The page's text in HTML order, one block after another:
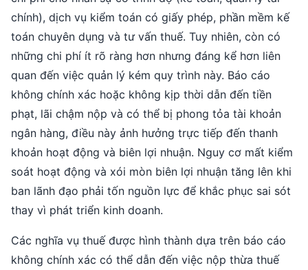
chính), dịch vụ kiểm toán có giấy phép, phần mềm kế
toán chuyên dụng và tư vấn thuế. Tuy nhiên, còn có
những chi phí ít rõ ràng hơn nhưng đáng kể hơn liên
quan đến việc quản lý kém quy trình này. Báo cáo
không chính xác hoặc không kịp thời dẫn đến tiền
phạt, lãi chậm nộp và có thể bị phong tỏa tài khoản
ngân hàng, điều này ảnh hưởng trực tiếp đến thanh
khoản hoạt động và biên lợi nhuận. Nguy cơ mất kiểm
soát hoạt động và xói mòn biên lợi nhuận tăng lên khi
ban lãnh đạo phải tốn nguồn lực để khắc phục sai sót
thay vì phát triển kinh doanh.
Các nghĩa vụ thuế được hình thành dựa trên báo cáo
không chính xác có thể dẫn đến việc nộp thừa thuế